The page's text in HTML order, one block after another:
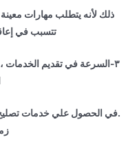
ذلك لأنه يتطلب مهارات
تتسبب في
٣-السرعة في تقديم الخدمات ،
.في الحصول علي خدمات تصليح